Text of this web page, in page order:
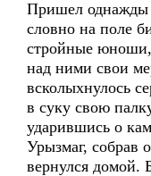
Пришел однажды
словно на поле
стройные
над ними свои
всколыхнулось
в суку свою
ударившись о
Урызмаг, собрав
вернулся домой.